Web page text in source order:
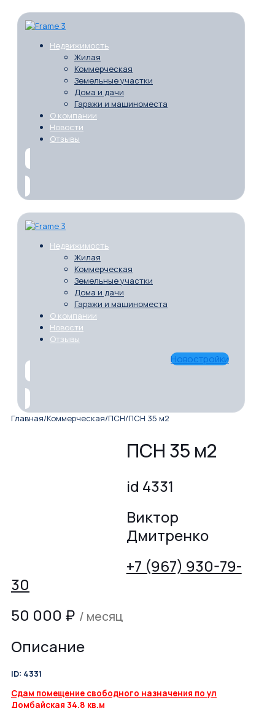
Недвижимость
Жилая
Коммерческая
Земельные участки
Дома и дачи
Гаражи и машиноместа
О компании
Новости
Отзывы
Недвижимость
Жилая
Коммерческая
Земельные участки
Дома и дачи
Гаражи и машиноместа
О компании
Новости
Отзывы
Новостройки
Главная/Коммерческая/ПСН/ПСН 35 м2
ПСН 35 м2
id 4331
Виктор
Дмитренко
+7 (967) 930-79-
30
50 000 ₽ / месяц
Описание
ID: 4331
Сдам помещение свободного назначения по ул
Домбайская 34,8 кв.м